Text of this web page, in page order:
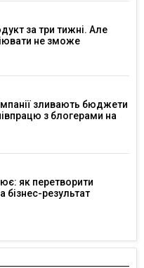
за три тижні. Але
не зможе
зливають бюджети
з блогерами на
як перетворити
бізнес-результат